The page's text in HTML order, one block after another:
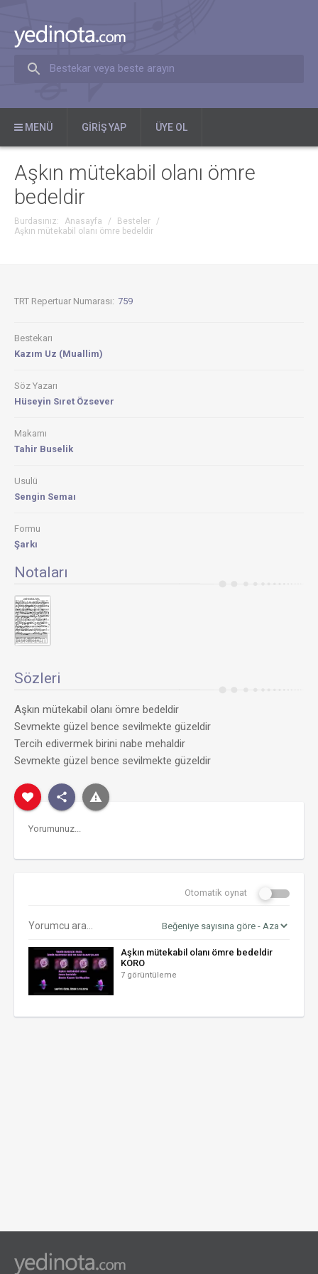
Bestekar veya beste arayın
MENÜ GIRIŞ YAP ÜYE OL
Aşkın mütekabil olanı ömre
bedeldir
Burdasınız: Anasayfa / Besteler
/
Aşkın mütekabil olanı ömre bedeldir
TRT Repertuar Numarası: 759
Bestekarı
Kazım Uz (Muallim)
Söz Yazarı
Hüseyin Sıret Özsever
Makamı
Tahir Buselik
Usulü
Sengin Semaı
Formu
Şarkı
Notaları
Sözleri
Aşkın mütekabil olanı ömre bedeldir
Sevmekte güzel bence sevilmekte güzeldir
Tercih edivermek birini nabe mehaldir
Sevmekte güzel bence sevilmekte güzeldir
Otomatik oynat
Aşkın mütekabil olanı ömre bedeldir
KORO
7 görüntüleme